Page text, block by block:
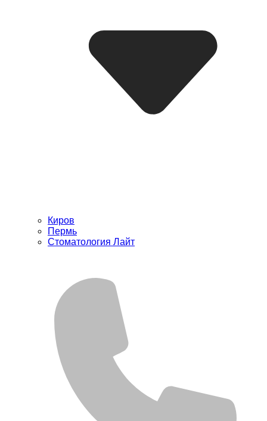
Киров
Пермь
Стоматология Лайт